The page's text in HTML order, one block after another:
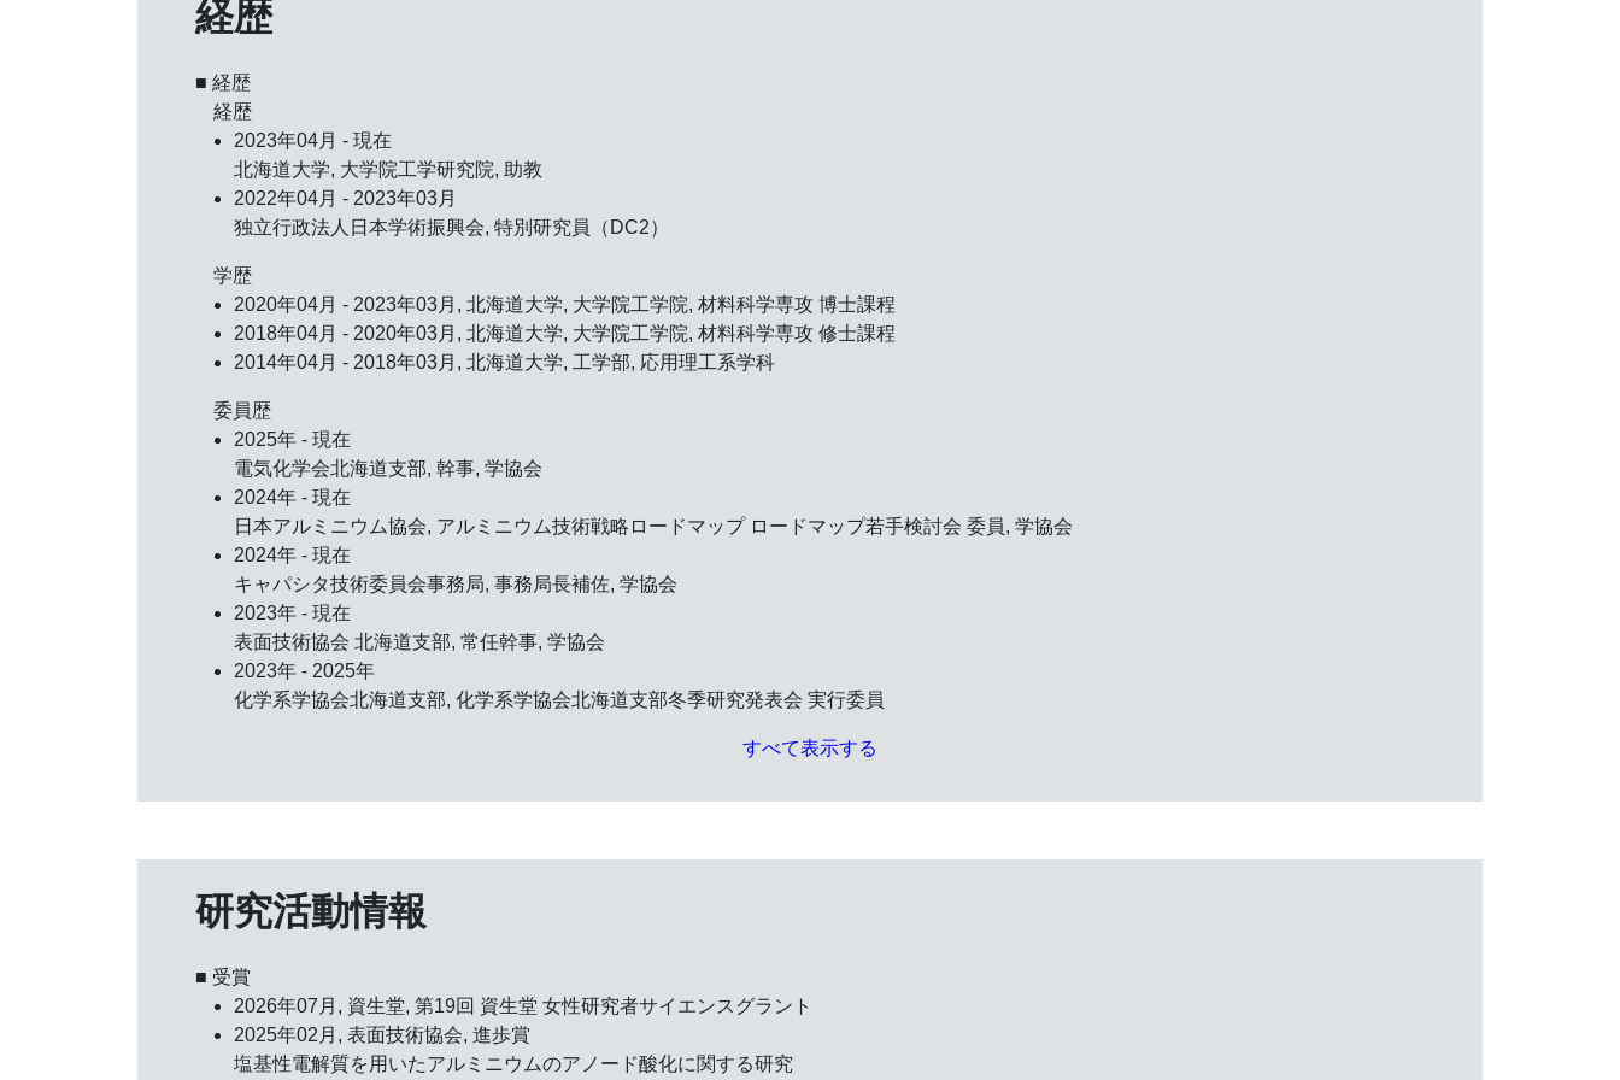
経歴
■ 経歴
経歴
2023年04月 - 現在
北海道大学, 大学院工学研究院, 助教
2022年04月 - 2023年03月
独立行政法人日本学術振興会, 特別研究員（DC2）
学歴
2020年04月 - 2023年03月, 北海道大学, 大学院工学院, 材料科学専攻 博士課程
2018年04月 - 2020年03月, 北海道大学, 大学院工学院, 材料科学専攻 修士課程
2014年04月 - 2018年03月, 北海道大学, 工学部, 応用理工系学科
委員歴
2025年 - 現在
電気化学会北海道支部, 幹事, 学協会
2024年 - 現在
日本アルミニウム協会, アルミニウム技術戦略ロードマップ ロードマップ若手検討会 委員, 学協会
2024年 - 現在
キャパシタ技術委員会事務局, 事務局長補佐, 学協会
2023年 - 現在
表面技術協会 北海道支部, 常任幹事, 学協会
2023年 - 2025年
化学系学協会北海道支部, 化学系学協会北海道支部冬季研究発表会 実行委員
すべて表示する
研究活動情報
■ 受賞
2026年07月, 資生堂, 第19回 資生堂 女性研究者サイエンスグラント
2025年02月, 表面技術協会, 進歩賞
塩基性電解質を用いたアルミニウムのアノード酸化に関する研究